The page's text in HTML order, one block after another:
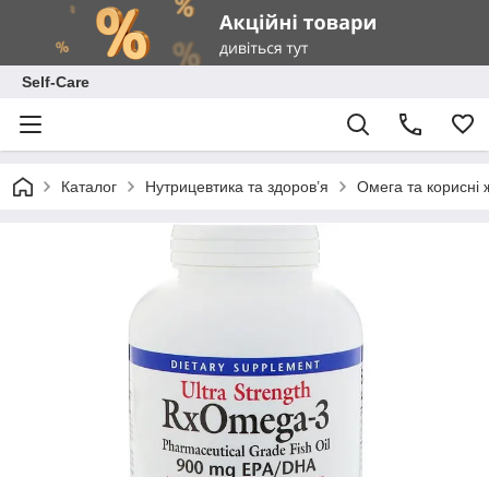
Self-Care
Каталог Нутрицевтика та здоров’я Омега та корисні